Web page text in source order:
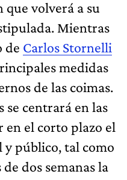
que volverá a su
Mientras
de Carlos Stornelli
medidas
de las coimas.
se centrará en las
en el corto plazo el
público, tal como
dos semanas la